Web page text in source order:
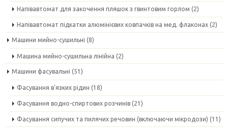
Напівавтомат для закочення пляшок з гвинтовим горлом (2)
Напівавтомат підкатки алюмінієвих ковпачків на мед. флаконах (2)
Машини мийно-сушильні (8)
Машина мийно-сушильна лінійна (2)
Машини фасувальні (51)
Фасування в'язких рідин (18)
Фасування водно-спиртових розчинів (21)
Фасування сипучих та пилячих речовин (включаючи мікродози) (11)